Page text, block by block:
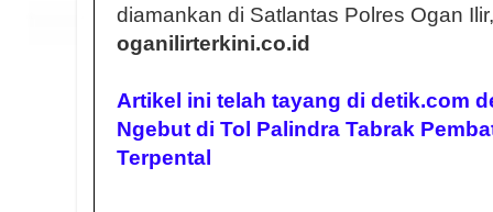
diamankan di Satlantas Polres Ogan
oganilirterkini.co.id
Artikel ini telah tayang di detik.com
Ngebut di Tol Palindra Tabrak
Terpental